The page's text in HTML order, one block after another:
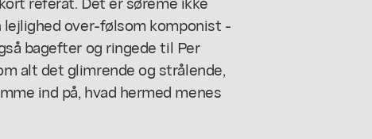
over-følsom komponist -
bagefter og ringede til Per
alt det glimrende og strålende,
ind på, hvad hermed menes